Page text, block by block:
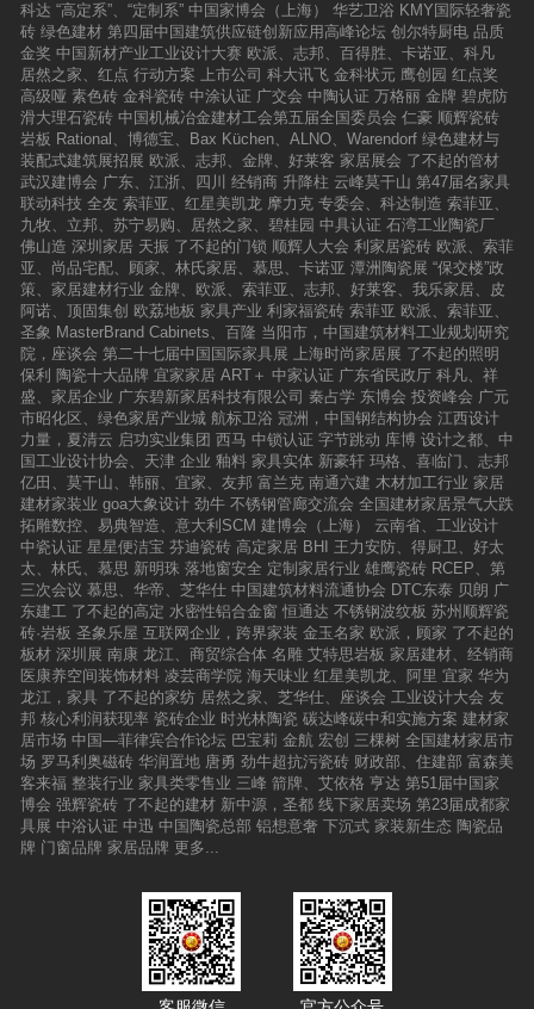
科达 “高定系”、“定制系” 中国家博会（上海） 华艺卫浴 KMY国际轻奢瓷
砖 绿色建材 第四届中国建筑供应链创新应用高峰论坛 创尔特厨电 品质
金奖 中国新材产业工业设计大赛 欧派、志邦、百得胜、卡诺亚、科凡
居然之家、红点 行动方案 上市公司 科大讯飞 金科状元 鹰创园 红点奖
高级哑 素色砖 金科瓷砖 中涂认证 广交会 中陶认证 万格丽 金牌 碧虎防
滑大理石瓷砖 中国机械冶金建材工会第五届全国委员会 仁豪 顺辉瓷砖
岩板 Rational、博德宝、Bax Küchen、ALNO、Warendorf 绿色建材与
装配式建筑展招展 欧派、志邦、金牌、好莱客 家居展会 了不起的管材
武汉建博会 广东、江浙、四川 经销商 升降柱 云峰莫干山 第47届名家具
联动科技 全友 索菲亚、红星美凯龙 摩力克 专委会、科达制造 索菲亚、
九牧、立邦、苏宁易购、居然之家、碧桂园 中具认证 石湾工业陶瓷厂
佛山造 深圳家居 天振 了不起的门锁 顺辉人大会 利家居瓷砖 欧派、索菲
亚、尚品宅配、顾家、林氏家居、慕思、卡诺亚 潭洲陶瓷展 “保交楼”政
策、家居建材行业 金牌、欧派、索菲亚、志邦、好莱客、我乐家居、皮
阿诺、顶固集创 欧荔地板 家具产业 利家福瓷砖 索菲亚 欧派、索菲亚、
圣象 MasterBrand Cabinets、百隆 当阳市，中国建筑材料工业规划研究
院，座谈会 第二十七届中国国际家具展 上海时尚家居展 了不起的照明
保利 陶瓷十大品牌 宜家家居 ART＋ 中家认证 广东省民政厅 科凡、祥
盛、家居企业 广东碧新家居科技有限公司 秦占学 东博会 投资峰会 广元
市昭化区、绿色家居产业城 航标卫浴 冠洲，中国钢结构协会 江西设计
力量，夏清云 启功实业集团 西马 中锁认证 字节跳动 库博 设计之都、中
国工业设计协会、天津 企业 釉料 家具实体 新豪轩 玛格、喜临门、志邦
亿田、莫干山、韩丽、宜家、友邦 富兰克 南通六建 木材加工行业 家居
建材家装业 goa大象设计 劲牛 不锈钢管廊交流会 全国建材家居景气大跌
拓雕数控、易典智造、意大利SCM 建博会（上海）
云南省、工业设计
中瓷认证 星星便洁宝 芬迪瓷砖 高定家居 BHI
王力安防、得厨卫、好太
太、林氏、慕思 新明珠 落地窗安全 定制家居行业 雄鹰瓷砖 RCEP、第
三次会议 慕思、华帝、芝华仕 中国建筑材料流通协会 DTC东泰 贝朗 广
东建工 了不起的高定 水密性铝合金窗 恒通达 不锈钢波纹板 苏州顺辉瓷
砖·岩板 圣象乐屋 互联网企业，跨界家装 金玉名家 欧派，顾家 了不起的
板材 深圳展 南康 龙江、商贸综合体 名雕 艾特思岩板 家居建材、经销商
医康养空间装饰材料 凌芸商学院 海天味业 红星美凯龙、阿里 宜家 华为
龙江，家具 了不起的家纺 居然之家、芝华仕、座谈会 工业设计大会 友
邦 核心利润获现率 瓷砖企业 时光林陶瓷 碳达峰碳中和实施方案 建材家
居市场 中国—菲律宾合作论坛 巴宝莉 金航 宏创 三棵树 全国建材家居市
场 罗马利奥磁砖 华润置地 唐勇 劲牛超抗污瓷砖 财政部、住建部 富森美
客来福 整装行业 家具类零售业 三峰 箭牌、艾依格 亨达 第51届中国家
博会 强辉瓷砖 了不起的建材 新中源，圣都 线下家居卖场 第23届成都家
具展 中浴认证 中迅 中国陶瓷总部 铝想意奢 下沉式 家装新生态 陶瓷品
牌 门窗品牌 家居品牌 更多...